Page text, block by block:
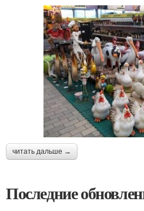
читать дальше →
Последние